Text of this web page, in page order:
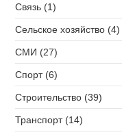
Связь (1)
Сельское хозяйство (4)
СМИ (27)
Спорт (6)
Строительство (39)
Транспорт (14)